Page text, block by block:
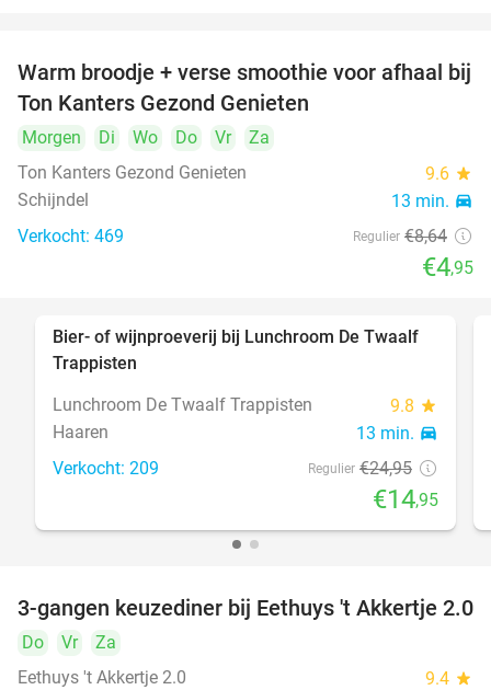
43%
Warm broodje + verse smoothie voor afhaal bij
Ton Kanters Gezond Genieten
Morgen Di Wo Do Vr
Za
Ton Kanters Gezond Genieten
9.6 star
Schijndel 13 min. directions_car
Verkocht: 469 Regulier €8,64
€4,95
40%
Bier- of wijnproeverij bij Lunchroom De Twaalf
Trappisten
Lunchroom De Twaalf Trappisten
9.8 star
Haaren 13 min. directions_car
Verkocht: 209 Regulier €24,95
€14,95
44%
3-gangen keuzediner bij Eethuys 't Akkertje 2.0
Do Vr
Za
Eethuys 't Akkertje 2.0
9.4 star